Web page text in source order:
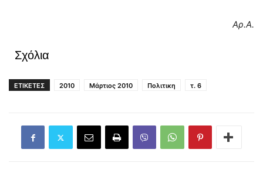
Αρ.Α.
Σχόλια
ΕΤΙΚΕΤΕΣ 2010 Μάρτιος 2010 Πολιτικη τ. 6